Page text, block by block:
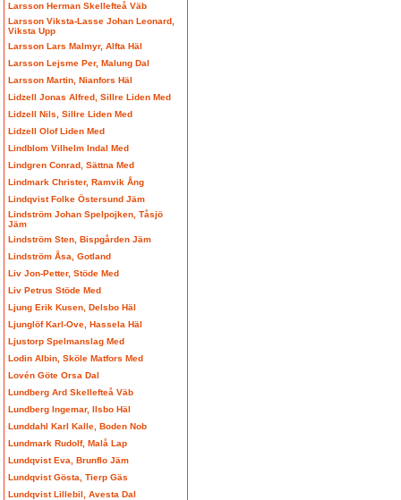
Larsson Herman Skellefteå Väb
Larsson Viksta-Lasse Johan Leonard,
Viksta Upp
Larsson Lars Malmyr, Alfta Häl
Larsson Lejsme Per, Malung Dal
Larsson Martin, Nianfors Häl
Lidzell Jonas Alfred, Sillre Liden Med
Lidzell Nils, Sillre Liden Med
Lidzell Olof Liden Med
Lindblom Vilhelm Indal Med
Lindgren Conrad, Sättna Med
Lindmark Christer, Ramvik Ång
Lindqvist Folke Östersund Jäm
Lindström Johan Spelpojken, Tåsjö
Jäm
Lindström Sten, Bispgården Jäm
Lindström Åsa, Gotland
Liv Jon-Petter, Stöde Med
Liv Petrus Stöde Med
Ljung Erik Kusen, Delsbo Häl
Ljunglöf Karl-Ove, Hassela Häl
Ljustorp Spelmanslag Med
Lodin Albin, Sköle Matfors Med
Lovén Göte Orsa Dal
Lundberg Ard Skellefteå Väb
Lundberg Ingemar, Ilsbo Häl
Lunddahl Karl Kalle, Boden Nob
Lundmark Rudolf, Malå Lap
Lundqvist Eva, Brunflo Jäm
Lundqvist Gösta, Tierp Gäs
Lundqvist Lillebil, Avesta Dal